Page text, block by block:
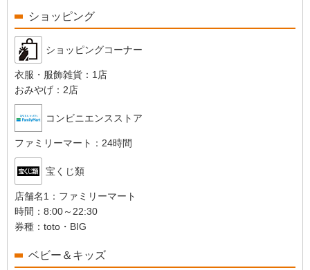
ショッピング
ショッピングコーナー
衣服・服飾雑貨： 1店
おみやげ： 2店
コンビニエンスストア
ファミリーマート： 24時間
宝くじ類
店舗名1： ファミリーマート
時間： 8:00～22:30
券種： toto・BIG
ベビー＆キッズ